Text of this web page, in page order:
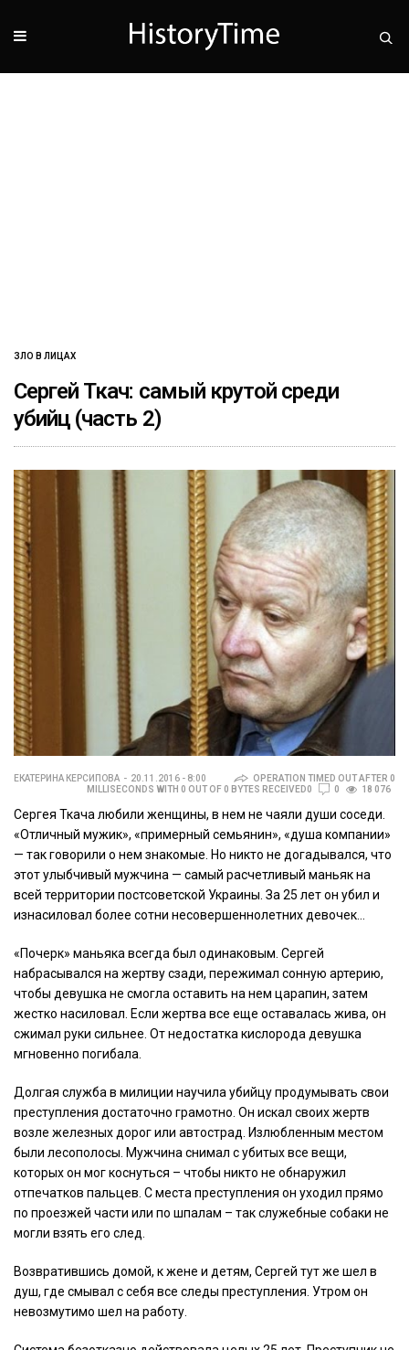
ЗЛО В ЛИЦАХ
Сергей Ткач: самый крутой среди
убийц (часть 2)
ЕКАТЕРИНА КЕРСИПОВА 20.11.2016 - 8:00
OPERATION TIMED OUT AFTER 0
MILLISECONDS WITH 0 OUT OF 0 BYTES RECEIVED0
0 18 076
Сергея Ткача любили женщины, в нем не чаяли души соседи.
«Отличный мужик», «примерный семьянин», «душа компании»
— так говорили о нем знакомые. Но никто не догадывался, что
этот улыбчивый мужчина — самый расчетливый маньяк на
всей территории постсоветской Украины. За 25 лет он убил и
изнасиловал более сотни несовершеннолетних девочек…
«Почерк» маньяка всегда был одинаковым. Сергей
набрасывался на жертву сзади, пережимал сонную артерию,
чтобы девушка не смогла оставить на нем царапин, затем
жестко насиловал. Если жертва все еще оставалась жива, он
сжимал руки сильнее. От недостатка кислорода девушка
мгновенно погибала.
Долгая служба в милиции научила убийцу продумывать свои
преступления достаточно грамотно. Он искал своих жертв
возле железных дорог или автострад. Излюбленным местом
были лесополосы. Мужчина снимал с убитых все вещи,
которых он мог коснуться – чтобы никто не обнаружил
отпечатков пальцев. С места преступления он уходил прямо
по проезжей части или по шпалам – так служебные собаки не
могли взять его след.
Возвратившись домой, к жене и детям, Сергей тут же шел в
душ, где смывал с себя все следы преступления. Утром он
невозмутимо шел на работу.